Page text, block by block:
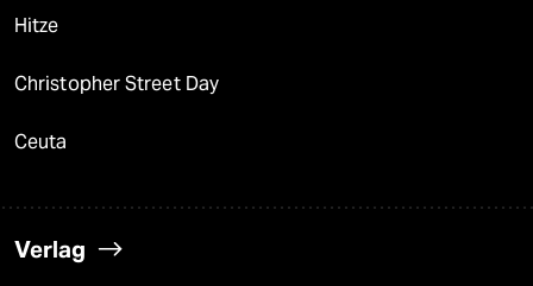
Hitze
Christopher Street Day
Ceuta
Verlag